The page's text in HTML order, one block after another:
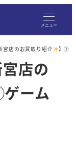
メニュー
宮店のお買取り紹介
】①
店の
ーム